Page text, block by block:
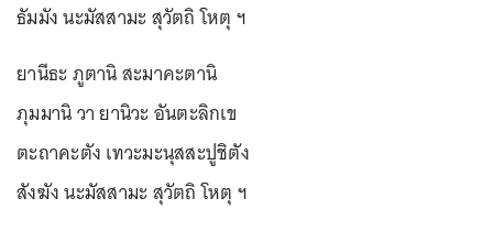
ธัมมัง นะมัสสามะ สุวัตถิ โหตุ ฯ
ยานีธะ ภูตานิ สะมาคะตานิ
ภุมมานิ วา ยานิวะ อันตะลิกเข
ตะถาคะตัง เทวะมะนุสสะปูชิตัง
สังฆัง นะมัสสามะ สุวัตถิ โหตุ ฯ